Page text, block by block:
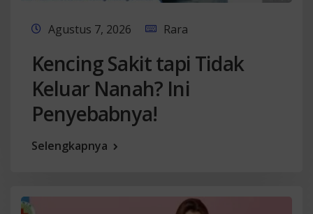
Agustus 7, 2026 Rara
Kencing Sakit tapi Tidak
Keluar Nanah? Ini
Penyebabnya!
Selengkapnya